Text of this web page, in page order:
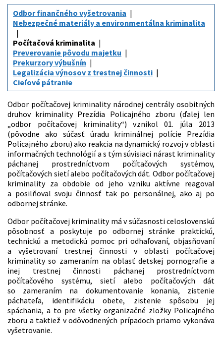
Odbor finančného vyšetrovania
Nebezpečné materiály a environmentálna kriminalita
Počítačová kriminalita
Preverovanie pôvodu majetku
Prekurzory výbušnín
Legalizácia výnosov z trestnej činnosti
Cieľové pátranie
Odbor počítačovej kriminality národnej centrály osobitných
druhov kriminality Prezídia Policajného zboru (ďalej len
„odbor počítačovej kriminality“) vznikol 01. júla 2013
(pôvodne ako súčasť úradu kriminálnej polície Prezídia
Policajného zboru) ako reakcia na dynamický rozvoj v oblasti
informačných technológií a s tým súvisiaci nárast kriminality
páchanej prostredníctvom počítačových systémov,
počítačových sietí alebo počítačových dát. Odbor počítačovej
kriminality za obdobie od jeho vzniku aktívne reagoval
a posilňoval svoju činnosť tak po personálnej, ako aj po
odbornej stránke.
Odbor počítačovej kriminality má v súčasnosti celoslovenskú
pôsobnosť a poskytuje po odbornej stránke praktickú,
technickú a metodickú pomoc pri odhaľovaní, objasňovaní
a vyšetrovaní trestnej činnosti v oblasti počítačovej
kriminality so zameraním na oblasť detskej pornografie a
inej trestnej činnosti páchanej prostredníctvom
počítačového systému, sietí alebo počítačových dát
so zameraním na dokumentovanie konania, zistenie
páchateľa, identifikáciu obete, zistenie spôsobu jej
spáchania, a to pre všetky organizačné zložky Policajného
zboru a taktiež v odôvodnených prípadoch priamo vykonáva
vyšetrovanie.